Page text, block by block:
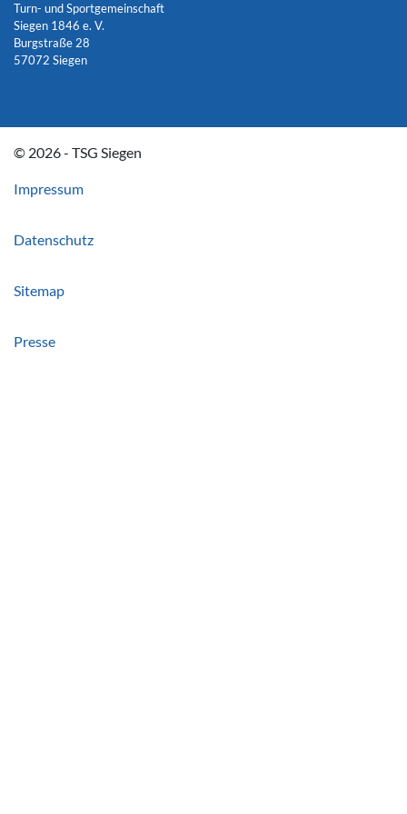
Turn- und Sportgemeinschaft
Siegen 1846 e. V.
Burgstraße 28
57072 Siegen
© 2026 - TSG Siegen
Impressum
Datenschutz
Sitemap
Presse